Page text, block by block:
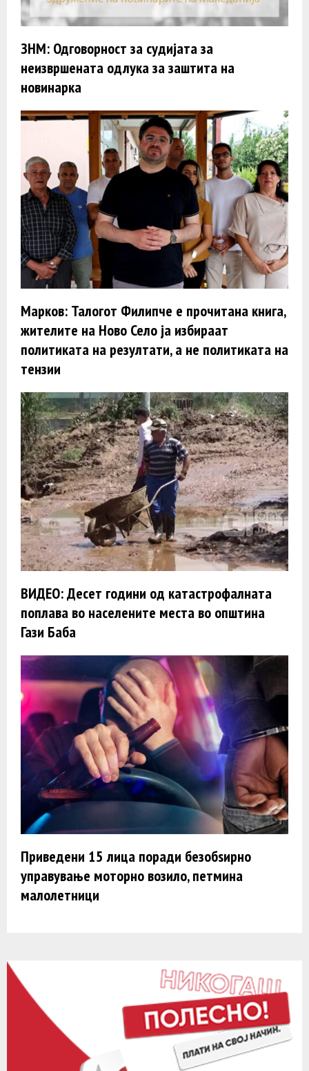
ЗНМ: Одговорност за судијата за
неизвршената одлука за заштита на
новинарка
Марков: Талогот Филипче е прочитана книга,
жителите на Ново Село ја избираат
политиката на резултати, а не политиката на
тензии
ВИДЕО: Десет години од катастрофалната
поплава во населените места во општина
Гази Баба
Приведени 15 лица поради безобѕирно
управување моторно возило, петмина
малолетници